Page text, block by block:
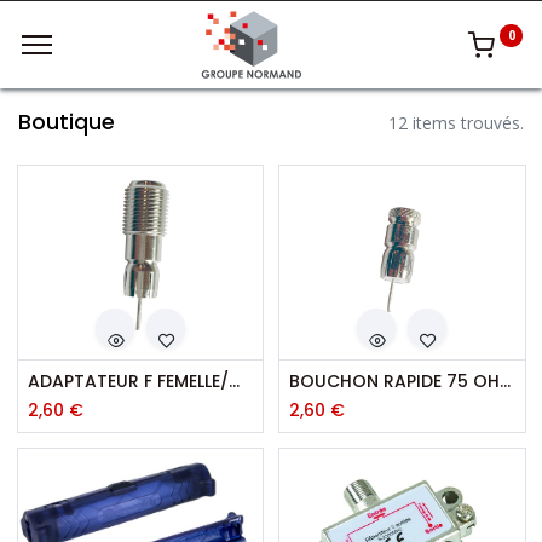
0
Boutique 12 items trouvés.
ADAPTATEUR F FEMELLE/QUICKCOAX F MALE
2,60 €
BOUCHON RAPIDE 75 OHMS QUICKCOAX
2,60 €